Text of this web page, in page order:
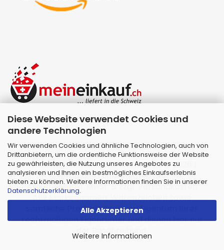
Diese Webseite verwendet Cookies und
andere Technologien
Wir verwenden Cookies und ähnliche Technologien, auch von
Drittanbietern, um die ordentliche Funktionsweise der Website
zu gewährleisten, die Nutzung unseres Angebotes zu
analysieren und Ihnen ein bestmögliches Einkaufserlebnis
bieten zu können. Weitere Informationen finden Sie in unserer
Datenschutzerklärung.
Alle Akzeptieren
Weitere Informationen
Webshop erstellenmit Gambio.de © 2026 |
Template vonJungCreative.
Alle Preise inkl. MwSt. & zzgl. Versandkosten
Alle Markennamen, Warenzeichen sowie
sämtliche Produktbilder sind Eigentum Ihrer
rechtmäßigen Eigentümer und dienen hier nur
der Beschreibung.